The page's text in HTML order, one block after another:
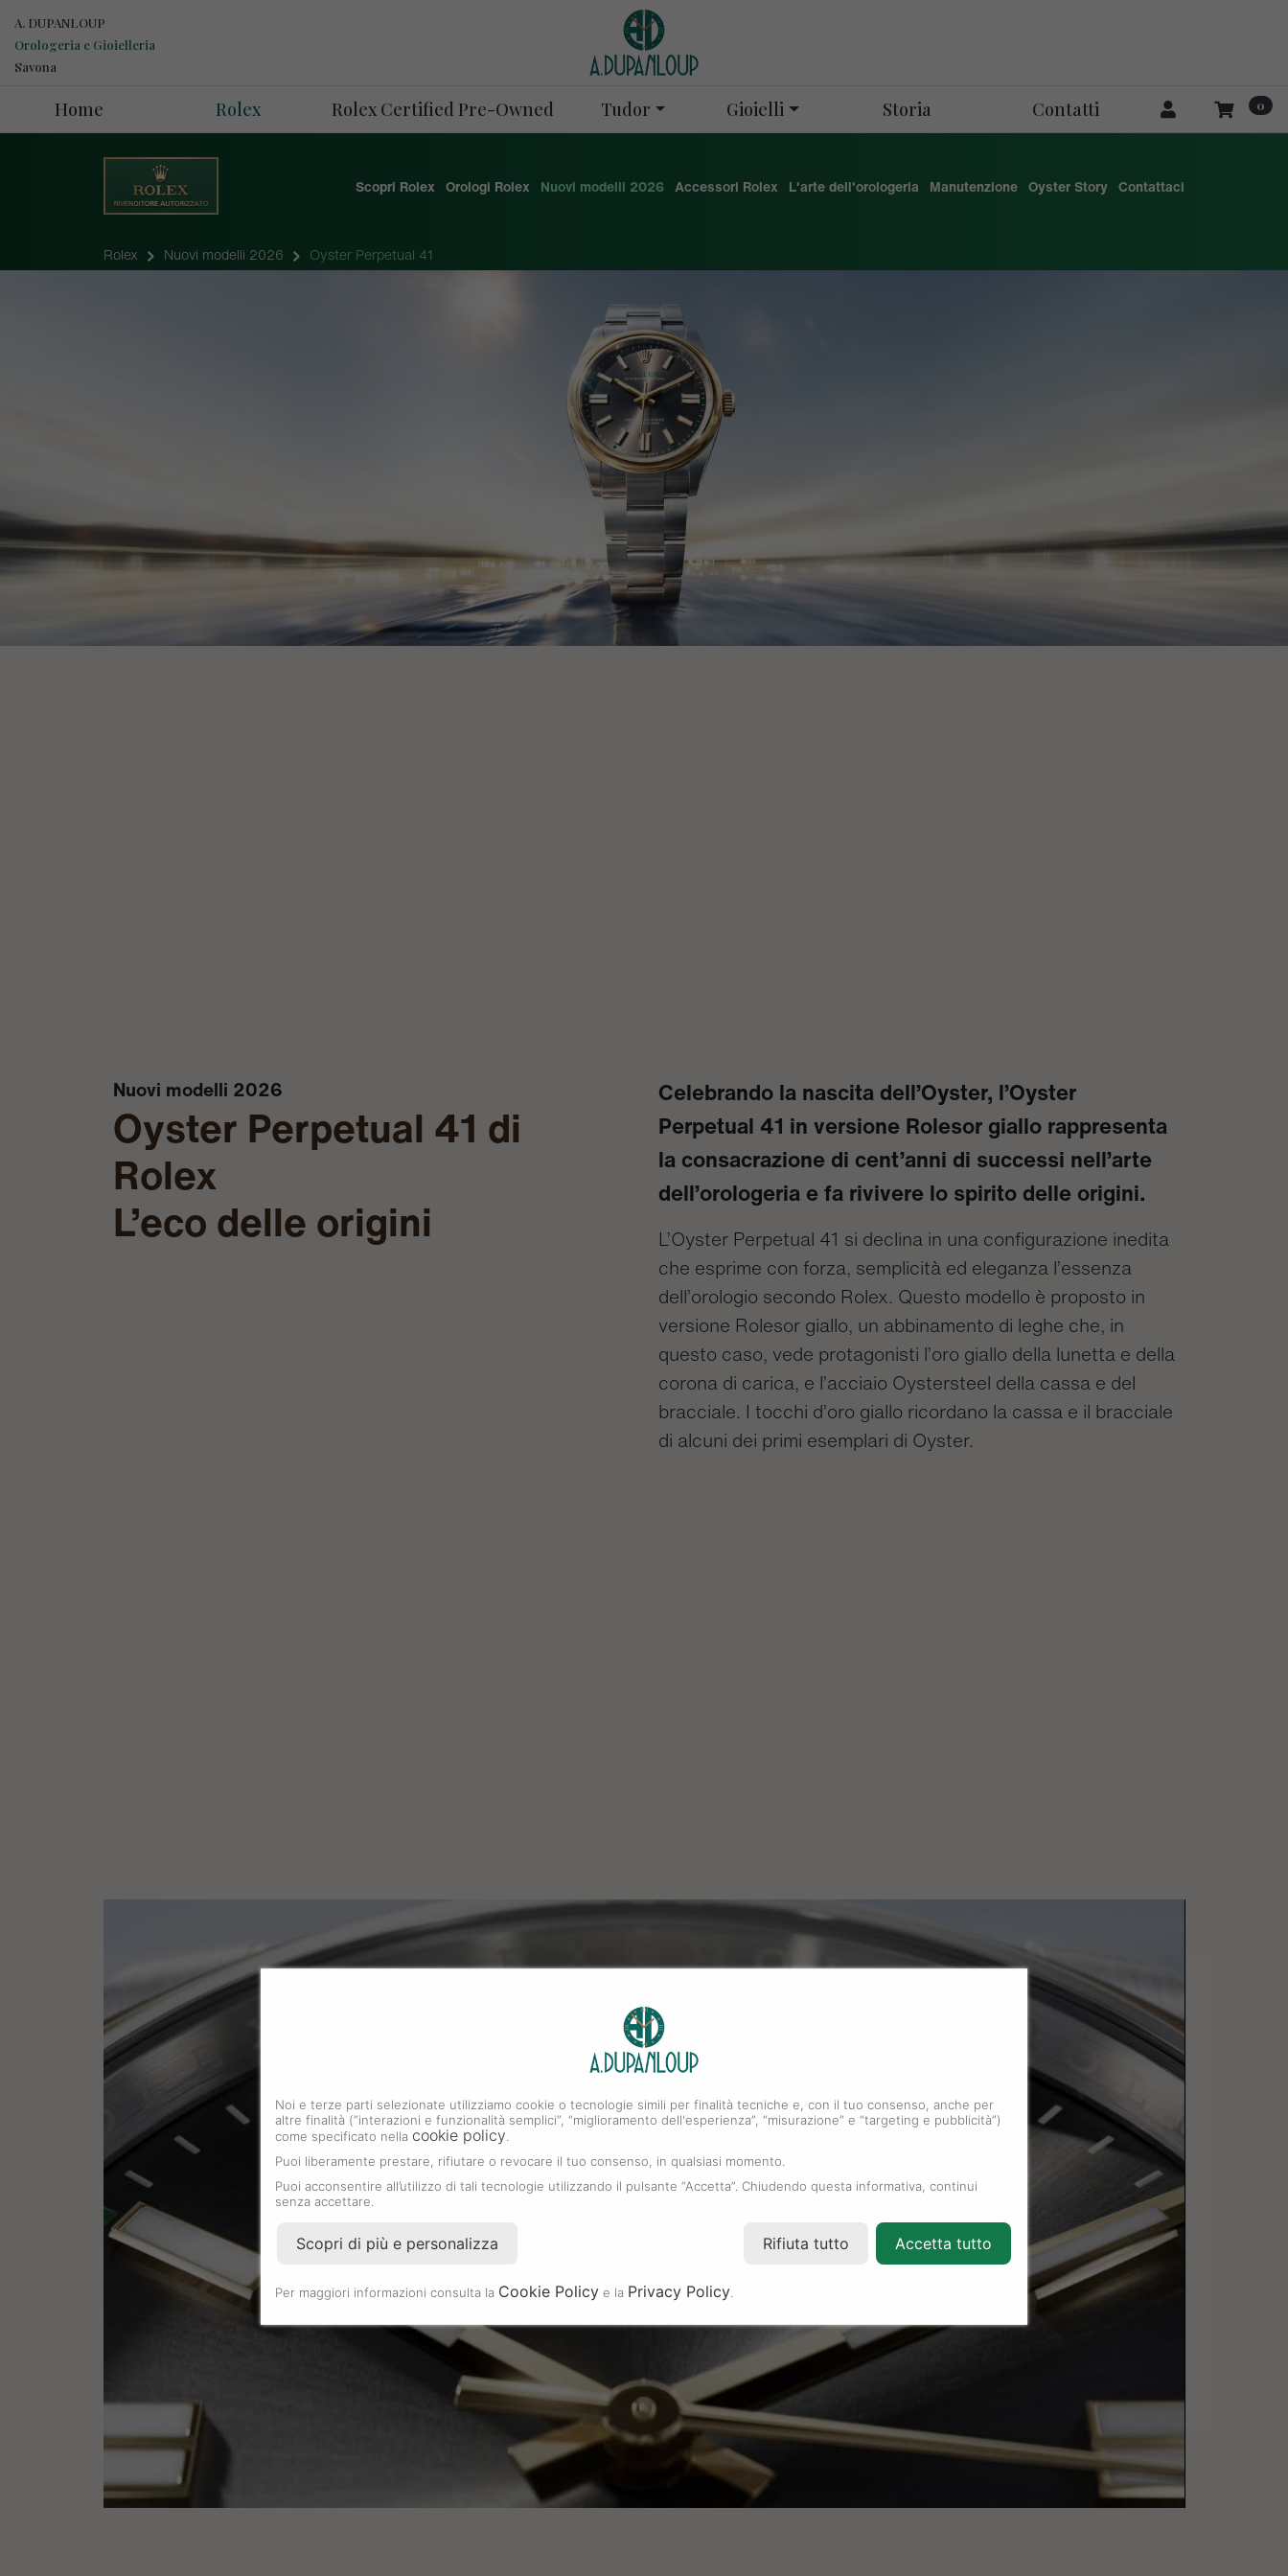
A. DUPANLOUP
Orologeria e Gioielleria
Savona
Home Rolex Rolex Certified Pre-Owned Tudor Gioielli Storia Contatti 0
Scopri Rolex Orologi Rolex Nuovi modelli 2026 Accessori Rolex L'arte dell'orologeria Manutenzione Oyster Story Contattaci
Rolex Nuovi modelli 2026 Oyster Perpetual 41
Nuovi modelli 2026
Oyster Perpetual 41 di
Rolex
L’eco delle origini
Celebrando la nascita dell’Oyster, l’Oyster
Perpetual 41 in versione Rolesor giallo rappresenta
la consacrazione di cent’anni di successi nell’arte
dell’orologeria e fa rivivere lo spirito delle origini.
L’Oyster Perpetual 41 si declina in una configurazione inedita
che esprime con forza, semplicità ed eleganza l’essenza
dell’orologio secondo Rolex. Questo modello è proposto in
versione Rolesor giallo, un abbinamento di leghe che, in
questo caso, vede protagonisti l’oro giallo della lunetta e della
corona di carica, e l’acciaio Oystersteel della cassa e del
bracciale. I tocchi d’oro giallo ricordano la cassa e il bracciale
di alcuni dei primi esemplari di Oyster.
Video
Noi e terze parti selezionate utilizziamo cookie o tecnologie simili per finalità tecniche e, con il tuo consenso, anche per
altre finalità (“interazioni e funzionalità semplici”, “miglioramento dell'esperienza”, “misurazione” e “targeting e pubblicità”)
come specificato nella cookie policy
Puoi liberamente prestare, rifiutare o revocare il tuo consenso, in qualsiasi momento.
Puoi acconsentire all’utilizzo di tali tecnologie utilizzando il pulsante “Accetta”. Chiudendo questa informativa, continui
senza accettare.
Scopri di più e personalizza Rifiuta tutto Accetta tutto
Per maggiori informazioni consulta la Cookie Policy e la Privacy Policy